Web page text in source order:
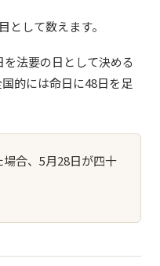
として数えます。
法要の日として決める
的には命日に48日を足
合、5月28日が四十